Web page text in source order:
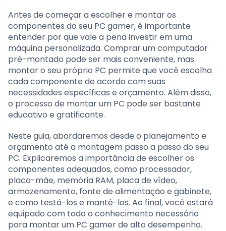
Antes de começar a escolher e montar os
componentes do seu PC gamer, é importante
entender por que vale a pena investir em uma
máquina personalizada. Comprar um computador
pré-montado pode ser mais conveniente, mas
montar o seu próprio PC permite que você escolha
cada componente de acordo com suas
necessidades específicas e orçamento. Além disso,
o processo de montar um PC pode ser bastante
educativo e gratificante.
Neste guia, abordaremos desde o planejamento e
orçamento até a montagem passo a passo do seu
PC. Explicaremos a importância de escolher os
componentes adequados, como processador,
placa-mãe, memória RAM, placa de vídeo,
armazenamento, fonte de alimentação e gabinete,
e como testá-los e mantê-los. Ao final, você estará
equipado com todo o conhecimento necessário
para montar um PC gamer de alto desempenho.